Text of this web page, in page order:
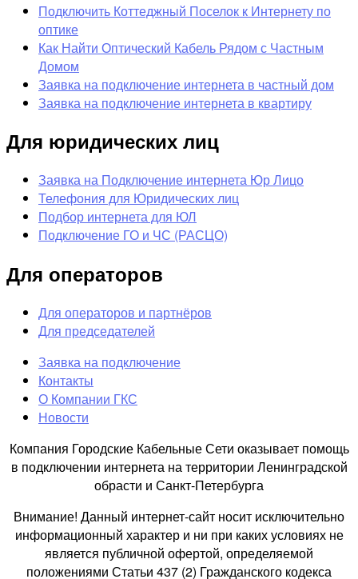
Подключить Коттеджный Поселок к Интернету по
оптике
Как Найти Оптический Кабель Рядом с Частным
Домом
Заявка на подключение интернета в частный дом
Заявка на подключение интернета в квартиру
Для юридических лиц
Заявка на Подключение интернета Юр Лицо
Телефония для Юридических лиц
Подбор интернета для ЮЛ
Подключение ГО и ЧС (РАСЦО)
Для операторов
Для операторов и партнёров
Для председателей
Заявка на подключение
Контакты
О Компании ГКС
Новости
Компания Городские Кабельные Сети оказывает помощь
в подключении интернета на территории Ленинградской
обрасти и Санкт-Петербурга
Внимание! Данный интернет-сайт носит исключительно
информационный характер и ни при каких условиях не
является публичной офертой, определяемой
положениями Статьи 437 (2) Гражданского кодекса